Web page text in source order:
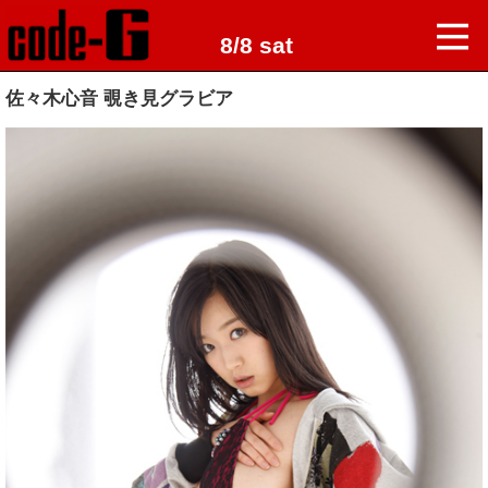
8/8 sat
佐々木心音 覗き見グラビア